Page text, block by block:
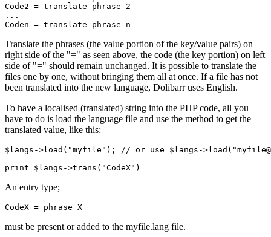
Code2 = translate phrase 2
...
Coden = translate phrase n
Translate the phrases (the value portion of the key/value pairs) on
right side of the "=" as seen above, the code (the key portion) on left
side of "=" should remain unchanged. It is possible to translate the
files one by one, without bringing them all at once. If a file has not
been translated into the new language, Dolibarr uses English.
To have a localised (translated) string into the PHP code, all you
have to do is load the language file and use the method to get the
translated value, like this:
$langs ->load ( "myfile" );
// or use $langs-
print
$langs ->trans ( "CodeX" )
An entry type;
CodeX = phrase X
must be present or added to the myfile.lang file.